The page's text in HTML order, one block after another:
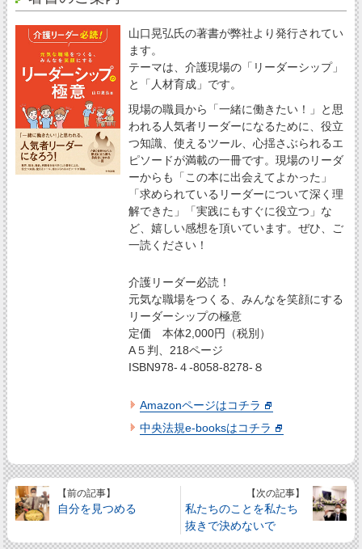
山口晃弘氏の著書が弊社より発行されてい
ます。
テーマは、介護現場の「リーダーシップ」
と「人材育成」です。
現場の職員から「一緒に働きたい！」と思
われる人気者リーダーになるために、役立
つ知識、使えるツール、心揺さぶられるエ
ピソードが満載の一冊です。現場のリーダ
ーからも「この本に出会えてよかった」
「求められているリーダーについて深く理
解できた」「実践にもすぐに役立つ」な
ど、嬉しい感想を頂いています。ぜひ、ご
一読ください！
介護リーダー必読！
元気な職場をつくる、みんなを笑顔にする
リーダーシップの極意
定価 本体2,000円（税別）
A５判、218ページ
ISBN978-４-8058-8278-８
Amazonページはコチラ
中央法規e-booksはコチラ
【前の記事】
自分を見つめる
【次の記事】
私たちのことを私たち
抜きで決めないで